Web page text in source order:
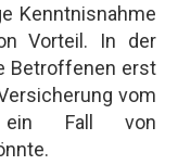
Kenntnisnahme
Vorteil. In der
Betroffenen erst
vom
ein Fall von